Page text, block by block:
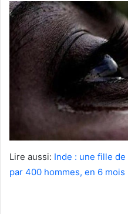
Lire aussi: Inde : une fille
par 400 hommes, en 6 mois